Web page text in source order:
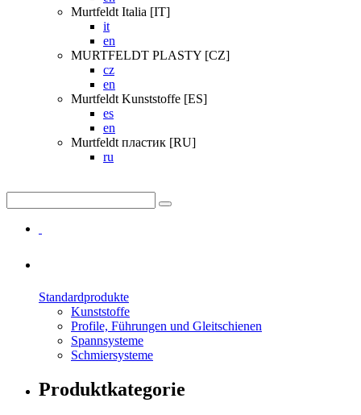
Murtfeldt Italia [IT]
it
en
MURTFELDT PLASTY [CZ]
cz
en
Murtfeldt Kunststoffe [ES]
es
en
Murtfeldt пластик [RU]
ru
Standardprodukte
Kunststoffe
Profile, Führungen und Gleitschienen
Spannsysteme
Schmiersysteme
Produktkategorie